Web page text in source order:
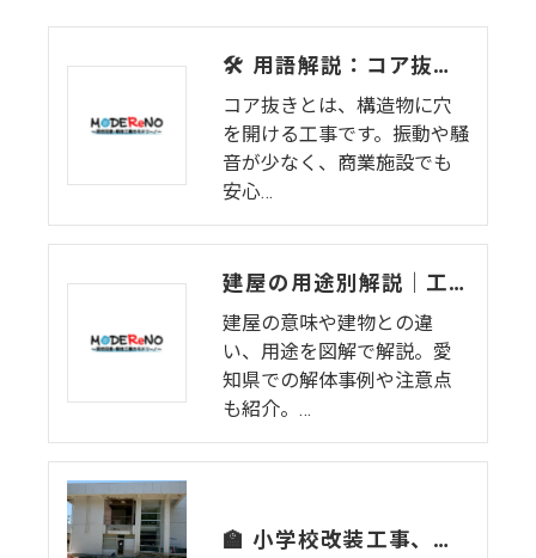
🛠 用語解説：コア抜きとは？
コア抜きとは、構造物に穴
を開ける工事です。振動や騒
音が少なく、商業施設でも
安心…
建屋の用途別解説｜工場・倉庫・特殊建屋の特徴と解体の注意点
建屋の意味や建物との違
い、用途を図解で解説。愛
知県での解体事例や注意点
も紹介。…
🏫 小学校改装工事、現場からのレポート